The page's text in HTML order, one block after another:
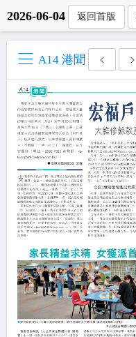
2026-06-04 返回首版
A14 港聞